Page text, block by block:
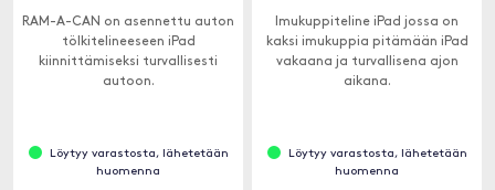
RAM-A-CAN on asennettu auton
tölkitelineeseen iPad
kiinnittämiseksi turvallisesti
autoon.
Löytyy varastosta, lähetetään
huomenna
Imukuppiteline iPad jossa on
kaksi imukuppia pitämään iPad
vakaana ja turvallisena ajon
aikana.
Löytyy varastosta, lähetetään
huomenna